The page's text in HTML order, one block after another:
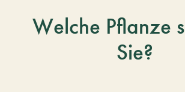
Welche Pflanze
Sie?